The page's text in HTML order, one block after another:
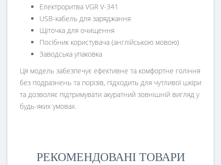
Електроритва VGR V-341
USB-кабель для заряджання
Щіточка для очищення
Посібник користувача (англійською мовою)
Заводська упаковка
Ця модель забезпечує ефективне та комфортне гоління
без подразнень та порізів, підходить для чутливої шкіри
та дозволяє підтримувати акуратний зовнішній вигляд у
будь-яких умовах.
РЕКОМЕНДОВАНІ ТОВАРИ